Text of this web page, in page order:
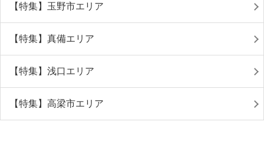
【特集】玉野市エリア
【特集】真備エリア
【特集】浅口エリア
【特集】高梁市エリア